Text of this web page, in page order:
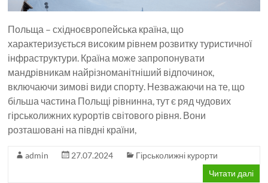
Польща – східноєвропейська країна, що
характеризується високим рівнем розвитку туристичної
інфраструктури. Країна може запропонувати
мандрівникам найрізноманітніший відпочинок,
включаючи зимові види спорту. Незважаючи на те, що
більша частина Польщі рівнинна, тут є ряд чудових
гірськолижних курортів світового рівня. Вони
розташовані на півдні країни,
admin 27.07.2024
Гірськолижні курорти
Читати далі